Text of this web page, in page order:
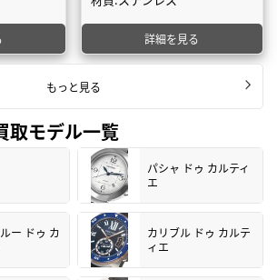
詳細を見る
もっと見る
取モデル一覧
パシャ ドゥ カルティ
エ
ー ドゥ カ
カリブル ドゥ カルテ
ィエ